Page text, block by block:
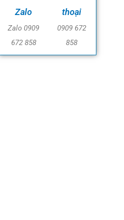
Zalo
Zalo 0909
672 858
thoại
0909 672
858